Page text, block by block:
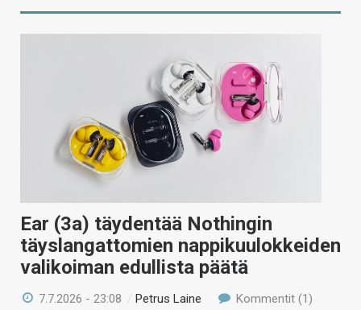
Ear (3a) täydentää Nothingin
täyslangattomien nappikuulokkeiden
valikoiman edullista päätä
7.7.2026 - 23:08 /Petrus Laine Kommentit (1)